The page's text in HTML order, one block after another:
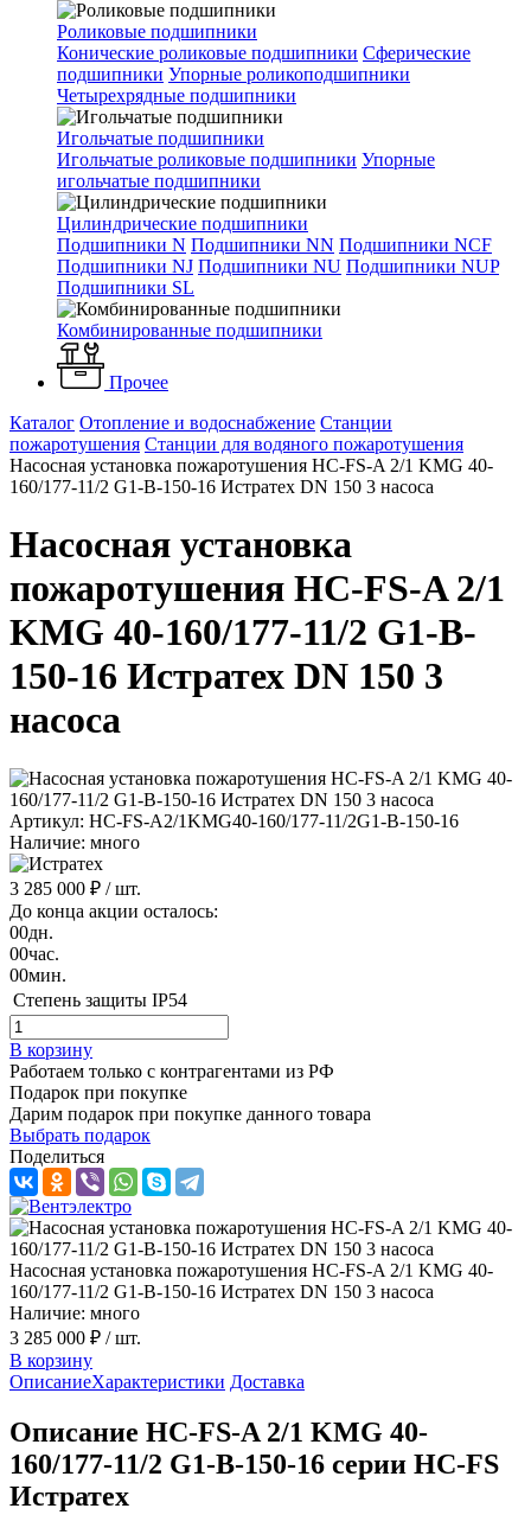
Роликовые подшипники
Конические роликовые подшипники Сферические
подшипники Упорные роликоподшипники
Четырехрядные подшипники
Игольчатые подшипники
Игольчатые роликовые подшипники Упорные
игольчатые подшипники
Цилиндрические подшипники
Подшипники N Подшипники NN Подшипники NCF
Подшипники NJ Подшипники NU Подшипники NUP
Подшипники SL
Комбинированные подшипники
Прочее
Каталог Отопление и водоснабжение Станции
пожаротушения Станции для водяного пожаротушения
Насосная установка пожаротушения HC-FS-A 2/1 KMG 40-
160/177-11/2 G1-B-150-16 Истратех DN 150 3 насоса
Насосная установка
пожаротушения HC-FS-A 2/1
KMG 40-160/177-11/2 G1-B-
150-16 Истратех DN 150 3
насоса
Артикул: HC-FS-A2/1KMG40-160/177-11/2G1-B-150-16
Наличие: много
3 285 000 ₽ / шт.
До конца акции осталось:
00дн.
00час.
00мин.
Степень защиты IP54
В корзину
Работаем только с контрагентами из РФ
Подарок при покупке
Дарим подарок при покупке данного товара
Выбрать подарок
Поделиться
Насосная установка пожаротушения HC-FS-A 2/1 KMG 40-
160/177-11/2 G1-B-150-16 Истратех DN 150 3 насоса
Наличие: много
3 285 000 ₽ / шт.
В корзину
ОписаниеХарактеристики Доставка
Описание HC-FS-A 2/1 KMG 40-
160/177-11/2 G1-B-150-16 серии HC-FS
Истратех